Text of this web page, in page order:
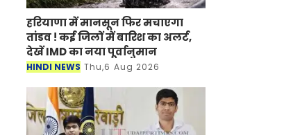
हरियाणा में मानसून फिर मचाएगा
तांडव ! कई जिलों में बारिश का अलर्ट,
देखें IMD का नया पूर्वानुमान
HINDI NEWS Thu,6 Aug 2026